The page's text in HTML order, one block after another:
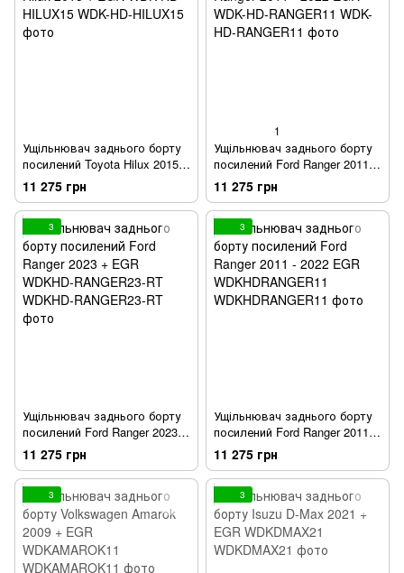
Ущільнювач заднього борту
посилений Toyota Hilux 2015 +
EGR WDK-HD-HILUX15
11 275 грн
1
Ущільнювач заднього борту
посилений Ford Ranger 2011 -
2022 EGR WDK-HD-
RANGER11
11 275 грн
3
Ущільнювач заднього борту
посилений Ford Ranger 2023 +
EGR WDKHD-RANGER23-RT
11 275 грн
3
Ущільнювач заднього борту
посилений Ford Ranger 2011 -
2022 EGR WDKHDRANGER11
11 275 грн
3 3